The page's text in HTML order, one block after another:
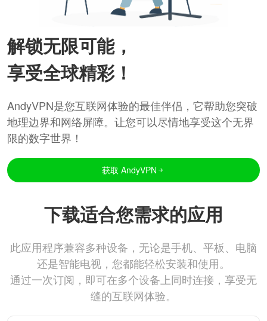
解锁无限可能，
享受全球精彩！
AndyVPN是您互联网体验的最佳伴侣，它帮助您突破
地理边界和网络屏障。让您可以尽情地享受这个无界
限的数字世界！
获取 AndyVPN
下载适合您需求的应用
此应用程序兼容多种设备，无论是手机、平板、电脑
还是智能电视，您都能轻松安装和使用。
通过一次订阅，即可在多个设备上同时连接，享受无
缝的互联网体验。